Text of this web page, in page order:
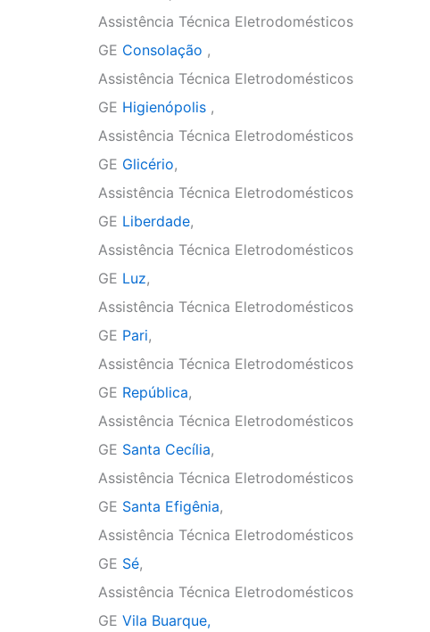
Assistência Técnica Eletrodomésticos
GE Consolação ,
Assistência Técnica Eletrodomésticos
GE Higienópolis ,
Assistência Técnica Eletrodomésticos
GE Glicério,
Assistência Técnica Eletrodomésticos
GE Liberdade,
Assistência Técnica Eletrodomésticos
GE Luz,
Assistência Técnica Eletrodomésticos
GE Pari,
Assistência Técnica Eletrodomésticos
GE República,
Assistência Técnica Eletrodomésticos
GE Santa Cecília,
Assistência Técnica Eletrodomésticos
GE Santa Efigênia,
Assistência Técnica Eletrodomésticos
GE Sé,
Assistência Técnica Eletrodomésticos
GE Vila Buarque,